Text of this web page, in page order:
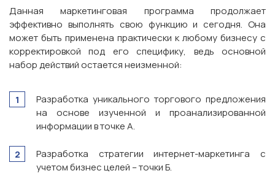
Данная маркетинговая программа продолжает
эффективно выполнять свою функцию и сегодня. Она
может быть применена практически к любому бизнесу с
корректировкой под его специфику, ведь основной
набор действий остается неизменной:
Разработка уникального торгового предложения
на основе изученной и проанализированной
информации в точке А.
Разработка стратегии интернет-маркетинга с
учетом бизнес целей – точки Б.